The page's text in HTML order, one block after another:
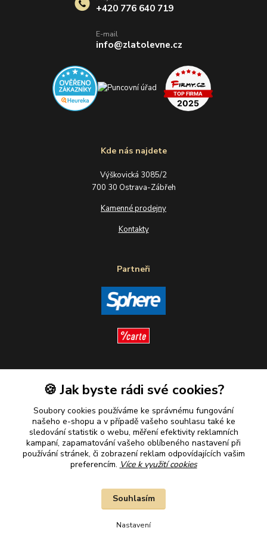
Kde nás najdete
Výškovická 3085/2
700 30 Ostrava-Zábřeh
Kamenné prodejny
Kontakty
Partneři
Plaťte u nás bezpečně
+420 776 640 719
E-mail
info@zlatolevne.cz
🍪 Jak byste rádi své cookies?
Soubory cookies používáme ke správnému fungování
našeho e-shopu a v případě vašeho souhlasu také ke
sledování statistik o webu, měření efektivity reklamních
kampaní, zapamatování vašeho oblíbeného nastavení při
používání stránek, či zobrazení reklam odpovídajících vašim
preferencím. Více k využití cookies
Nastavení
Souhlasím